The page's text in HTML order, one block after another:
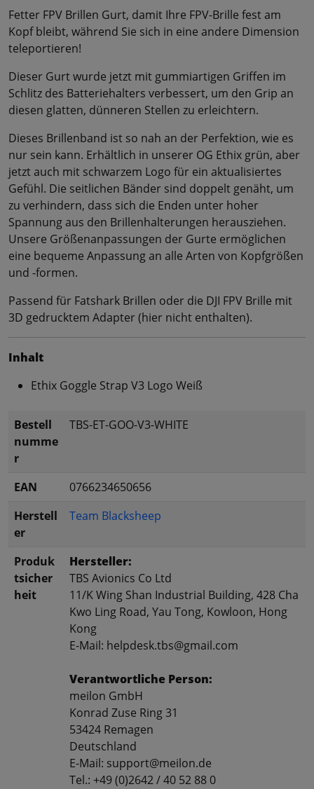
Fetter FPV Brillen Gurt, damit Ihre FPV-Brille fest am
Kopf bleibt, während Sie sich in eine andere Dimension
teleportieren!
Dieser Gurt wurde jetzt mit gummiartigen Griffen im
Schlitz des Batteriehalters verbessert, um den Grip an
diesen glatten, dünneren Stellen zu erleichtern.
Dieses Brillenband ist so nah an der Perfektion, wie es
nur sein kann. Erhältlich in unserer OG Ethix grün, aber
jetzt auch mit schwarzem Logo für ein aktualisiertes
Gefühl. Die seitlichen Bänder sind doppelt genäht, um
zu verhindern, dass sich die Enden unter hoher
Spannung aus den Brillenhalterungen herausziehen.
Unsere Größenanpassungen der Gurte ermöglichen
eine bequeme Anpassung an alle Arten von Kopfgrößen
und -formen.
Passend für Fatshark Brillen oder die DJI FPV Brille mit
3D gedrucktem Adapter (hier nicht enthalten).
Inhalt
Ethix Goggle Strap V3 Logo Weiß
Bestell
numme
r
TBS-ET-GOO-V3-WHITE
EAN
0766234650656
Herstell
er
Team Blacksheep
Produk
tsicher
heit
Hersteller:
TBS Avionics Co Ltd
11/K Wing Shan Industrial Building, 428 Cha
Kwo Ling Road, Yau Tong, Kowloon, Hong
Kong
E-Mail: helpdesk.tbs@gmail.com
Verantwortliche Person:
meilon GmbH
Konrad Zuse Ring 31
53424 Remagen
Deutschland
E-Mail: support@meilon.de
Tel.: +49 (0)2642 / 40 52 88 0